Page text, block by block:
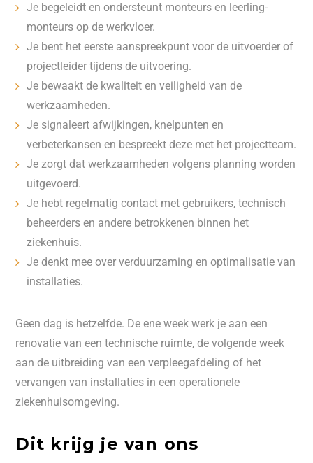
Je begeleidt en ondersteunt monteurs en leerling-
monteurs op de werkvloer.
Je bent het eerste aanspreekpunt voor de uitvoerder of
projectleider tijdens de uitvoering.
Je bewaakt de kwaliteit en veiligheid van de
werkzaamheden.
Je signaleert afwijkingen, knelpunten en
verbeterkansen en bespreekt deze met het projectteam.
Je zorgt dat werkzaamheden volgens planning worden
uitgevoerd.
Je hebt regelmatig contact met gebruikers, technisch
beheerders en andere betrokkenen binnen het
ziekenhuis.
Je denkt mee over verduurzaming en optimalisatie van
installaties.
Geen dag is hetzelfde. De ene week werk je aan een
renovatie van een technische ruimte, de volgende week
aan de uitbreiding van een verpleegafdeling of het
vervangen van installaties in een operationele
ziekenhuisomgeving.
Dit krijg je van ons